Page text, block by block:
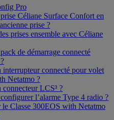
Pro
Céliane Surface Confort en
prise ?
prises ensemble avec Céliane
de démarrage connecté
connecté pour volet
Netatmo ?
LCS³ ?
l’alarme Type 4 radio ?
Classe 300EOS with Netatmo